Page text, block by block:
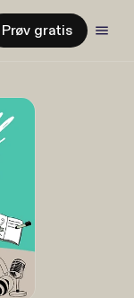
Prøv gratis